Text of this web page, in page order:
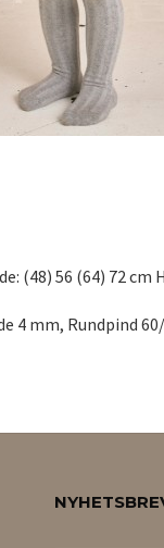
(48) 56 (64) 72
4 mm, Rundpind